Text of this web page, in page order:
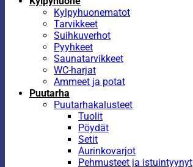
Kylpyhuonematot
Tarvikkeet
Suihkuverhot
Pyyhkeet
Saunatarvikkeet
WC-harjat
Ammeet ja potat
Puutarha
Puutarhakalusteet
Tuolit
Pöydät
Setit
Aurinkovarjot
Pehmusteet ja istuintyynyt